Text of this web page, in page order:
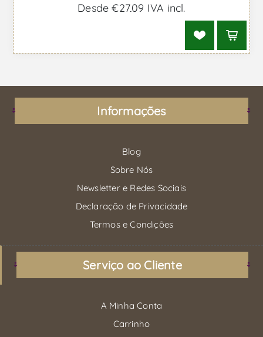
Desde €27,09 IVA incl.
Informações
Blog
Sobre Nós
Newsletter e Redes Sociais
Declaração de Privacidade
Termos e Condições
Serviço ao Cliente
A Minha Conta
Carrinho